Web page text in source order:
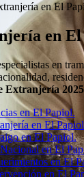
enEl
en
en
Extranjería 2025
en El Papiol.
en El
en El Papiol.
en El
en El
en El